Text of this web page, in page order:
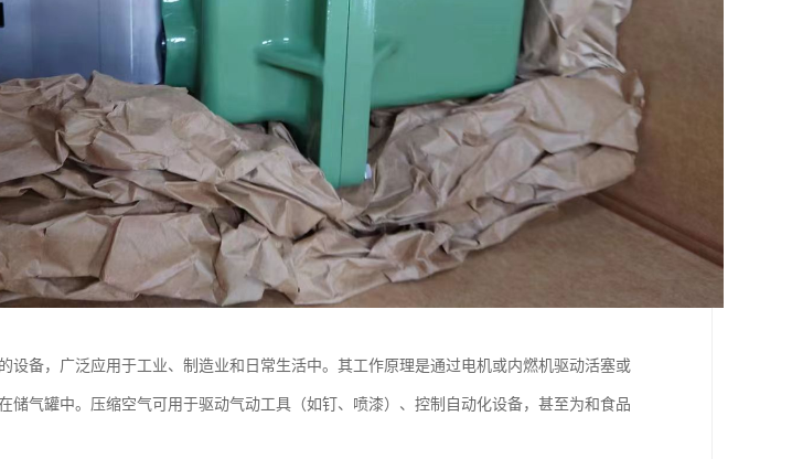
设备，广泛应用于工业、制造业和日常生活中。其工作原理是通过电机或内燃机驱动活塞或
储气罐中。压缩空气可用于驱动气动工具（如钉、喷漆）、控制自动化设备，甚至为和食品